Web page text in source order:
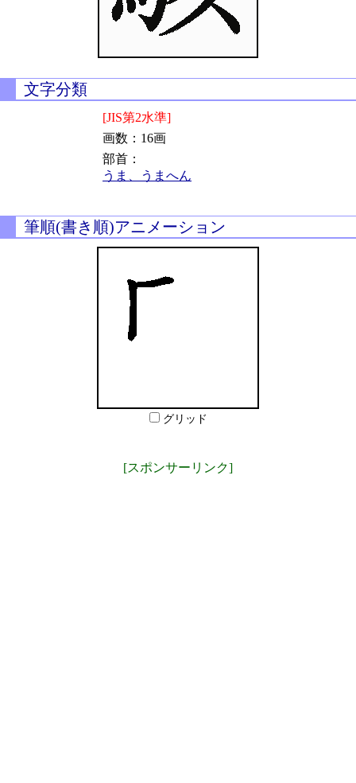
文字分類
[JIS第2水準]
画数：16画
部首：
うま、うまへん
筆順(書き順)アニメーション
グリッド
[スポンサーリンク]